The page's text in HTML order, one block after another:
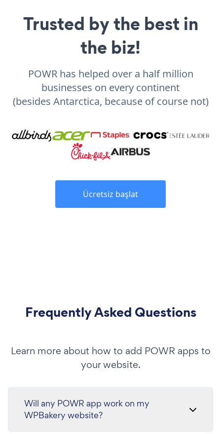
Trusted by the best in
the biz!
POWR has helped over a half million
businesses on every continent
(besides Antarctica, because of course not)
Ücretsiz başlat
Frequently Asked Questions
Learn more about how to add POWR apps to
your website.
Will any POWR app work on my
WPBakery website?